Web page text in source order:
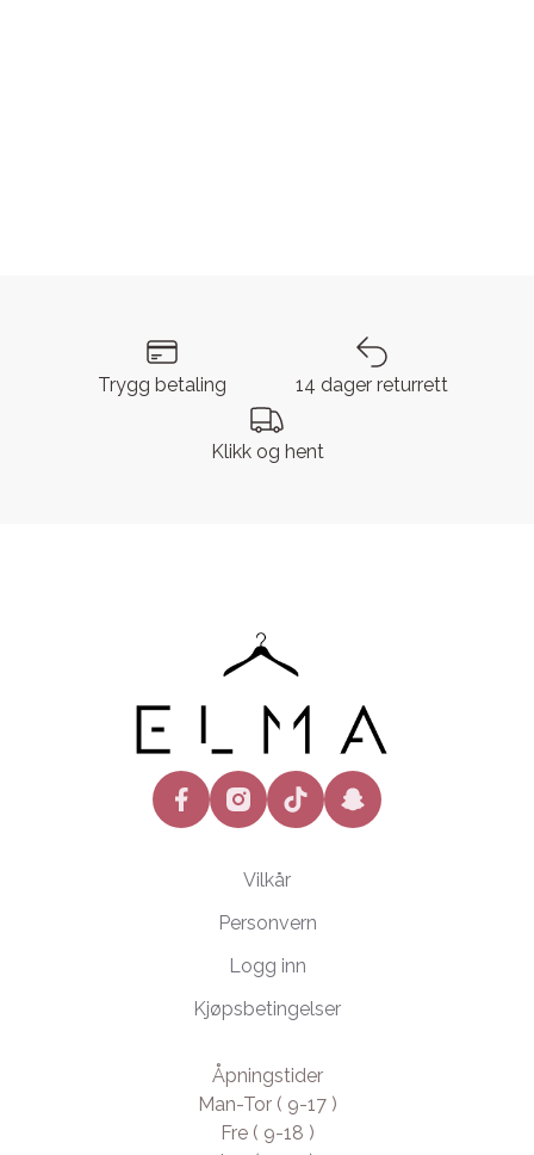
Trygg betaling 14 dager returrett
Klikk og hent
facebookinstagramtiktok snapchat
Vilkår
Personvern
Logg inn
Kjøpsbetingelser
Åpningstider
Man-Tor ( 9-17 )
Fre ( 9-18 )